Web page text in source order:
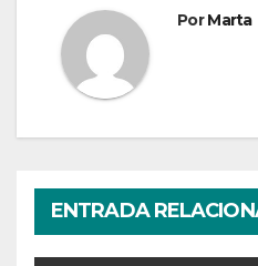
PorMarta
ENTRADA